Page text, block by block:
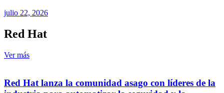
julio 22, 2026
Red Hat
Ver más
Red Hat lanza la comunidad asago con líderes de la